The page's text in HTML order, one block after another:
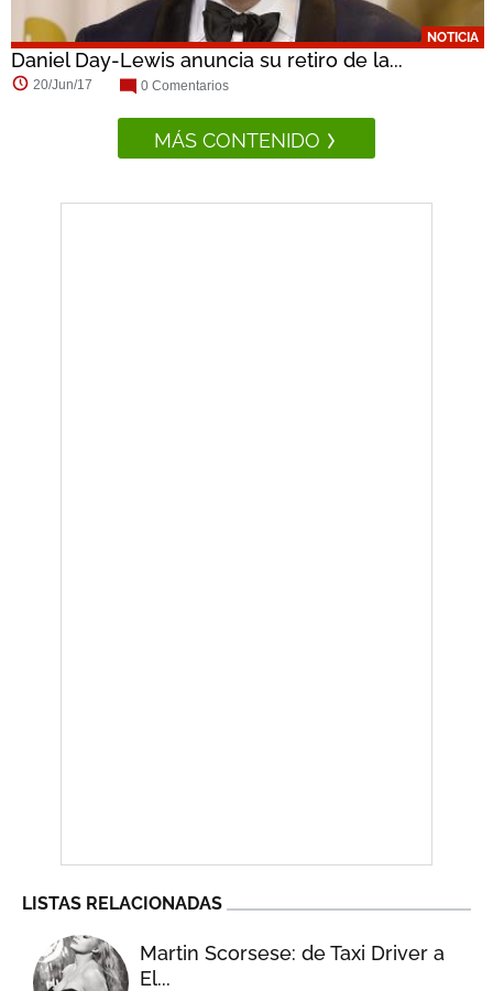
NOTICIA
Daniel Day-Lewis anuncia su retiro de la...
20/Jun/17 0 Comentarios
MÁS CONTENIDO
LISTAS RELACIONADAS
Martin Scorsese: de Taxi Driver a
El...